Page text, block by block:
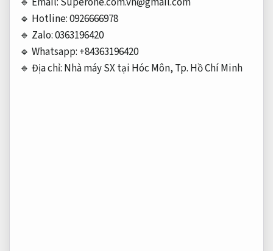
🔹 Hotline: 0926666978
🔹 Zalo: 0363196420
🔹 Whatsapp: +84363196420
🔹 Địa chỉ: Nhà máy SX tại Hóc Môn, Tp. Hồ Chí Minh